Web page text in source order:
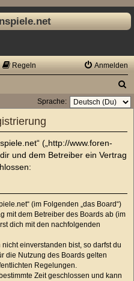
Regeln Anmelden
u
Sprache:
(„http://www.foren-
und dem Betreiber ein Vertrag
(im Folgenden „das Board“)
mit dem Betreiber des Boards ab (im
dich mit den nachfolgenden
einverstanden bist, so darfst du
die Nutzung des Boards gelten
Regelungen.
Zeit geschlossen und kann